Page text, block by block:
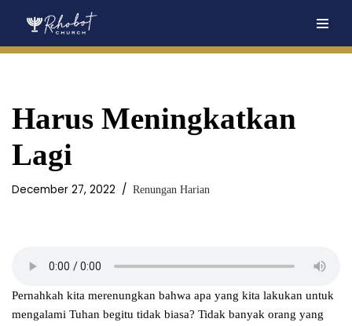
Harus Meningkatkan
Lagi
December 27, 2022 Renungan Harian
Pernahkah kita merenungkan bahwa apa yang kita lakukan untuk
mengalami Tuhan begitu tidak biasa? Tidak banyak orang yang